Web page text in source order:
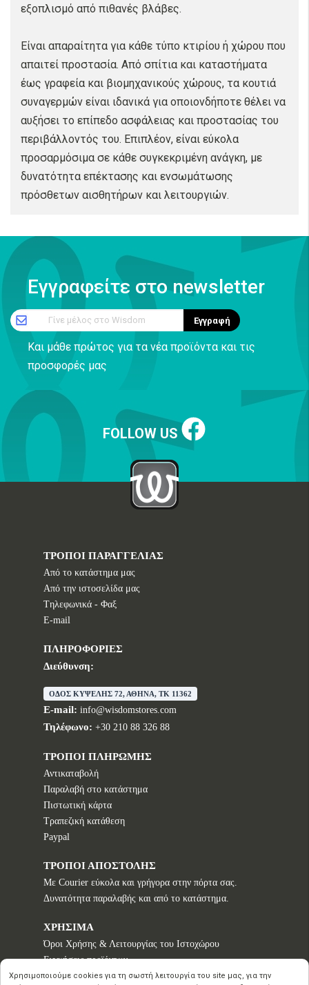
εξοπλισμό από πιθανές βλάβες.
Είναι απαραίτητα για κάθε τύπο κτιρίου ή χώρου που
απαιτεί προστασία. Από σπίτια και καταστήματα
έως γραφεία και βιομηχανικούς χώρους, τα κουτιά
συναγερμών είναι ιδανικά για οποιονδήποτε θέλει να
αυξήσει το επίπεδο ασφάλειας και προστασίας του
περιβάλλοντός του. Επιπλέον, είναι εύκολα
προσαρμόσιμα σε κάθε συγκεκριμένη ανάγκη, με
δυνατότητα επέκτασης και ενσωμάτωσης
πρόσθετων αισθητήρων και λειτουργιών.
Εγγραφείτε στο newsletter
Γίνε μέλος στο Wisdom Εγγραφή
Και μάθε πρώτος για τα νέα προϊόντα και τις
προσφορές μας
FOLLOW US
ΤΡΟΠΟΙ ΠΑΡΑΓΓΕΛΙΑΣ
Από το κατάστημα μας
Από την ιστοσελίδα μας
Tηλεφωνικά - Φαξ
E-mail
ΠΛΗΡΟΦΟΡΙΕΣ
Διεύθυνση:
ΟΔΟΣ ΚΥΨΕΛΗΣ 72, ΑΘΗΝΑ, TK 11362
E-mail: info@wisdomstores.com
Τηλέφωνο: +30 210 88 326 88
ΤΡΟΠΟΙ ΠΛΗΡΩΜΗΣ
Αντικαταβολή
Παραλαβή στο κατάστημα
Πιστωτική κάρτα
Τραπεζική κατάθεση
Paypal
ΤΡΟΠΟΙ ΑΠΟΣΤΟΛΗΣ
Με Courier εύκολα και γρήγορα στην πόρτα σας.
Δυνατότητα παραλαβής και από το κατάστημα.
ΧΡΗΣΙΜΑ
Όροι Χρήσης & Λειτουργίας του Ιστοχώρου
Εγγυήσεις προϊόντων
Τρόποι παραγγελίας
Χρησιμοποιούμε cookies για τη σωστή λειτουργία του site μας, για την